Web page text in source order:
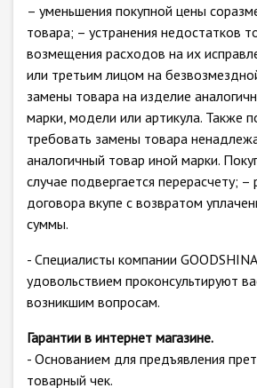
– уменьшения покупной цены
товара; – устранения недостатков
возмещения расходов на их
или третьим лицом на
замены товара на изделие
марки, модели или артикула. Также
требовать замены товара
аналогичный товар иной марки.
случае подвергается перерасчету; –
договора вкупе с возвратом
суммы.
- Специалисты компании
удовольствием проконсультируют
возникшим вопросам.
Гарантии в интернет магазине.
- Основанием для предъявления
товарный чек.